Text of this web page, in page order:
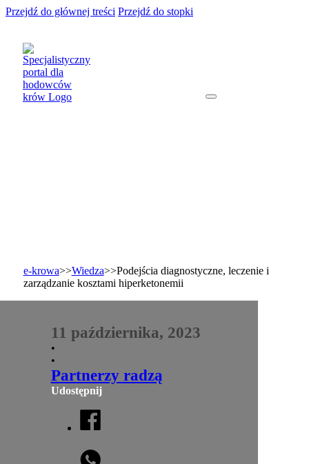
Przejdź do głównej treści Przejdź do stopki
e-krowa>>Wiedza>>Podejścia diagnostyczne, leczenie i
zarządzanie kosztami hiperketonemii
11 października, 2023
•
•
Partnerzy radzą
Udostępnij